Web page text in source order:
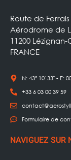
Route de Ferrals
Aérodrome de
11200
FRANCE
N: 43° 10' 33" - E:
+33 6 03 00 39 59
Formulaire de
NAVIGUEZ SUR